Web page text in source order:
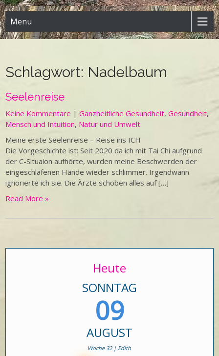
Menu
Schlagwort: Nadelbaum
Seelenreise
Keine Kommentare |Ganzheitliche Gesundheit,Gesundheit,
Mensch und Intuition, Natur und Umwelt
Meine erste Seelenreise – Reise ins ICH
Die Vorgeschichte ist: Seit 2020 da ich mit Tai Chi aufgrund
der C-Situaion aufhörte, wurden meine Beschwerden der
eingeschlafenen Hände wieder schlimmer. Irgendwann
ignorierte ich sie. Die Ärzte schoben alles auf […]
Read More »
Heute
SONNTAG
09
AUGUST
Woche 32 | Edith